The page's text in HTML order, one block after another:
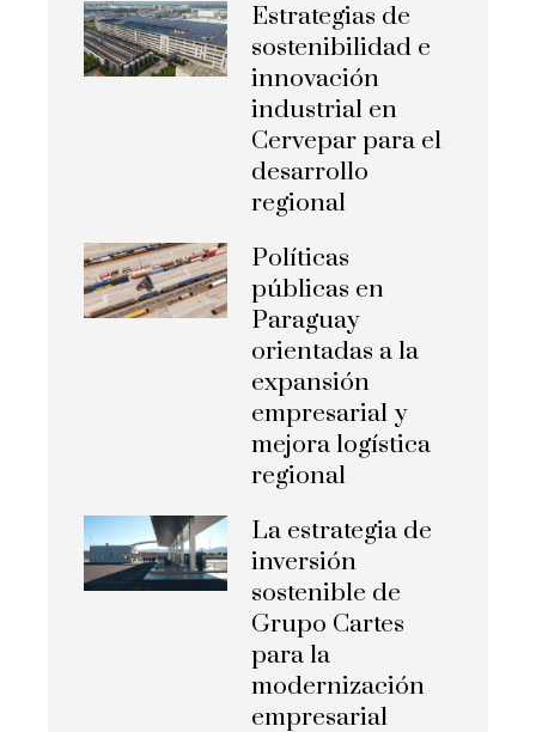
Estrategias de
sostenibilidad e
innovación
industrial en
Cervepar para el
desarrollo
regional
Políticas
públicas en
Paraguay
orientadas a la
expansión
empresarial y
mejora logística
regional
La estrategia de
inversión
sostenible de
Grupo Cartes
para la
modernización
empresarial